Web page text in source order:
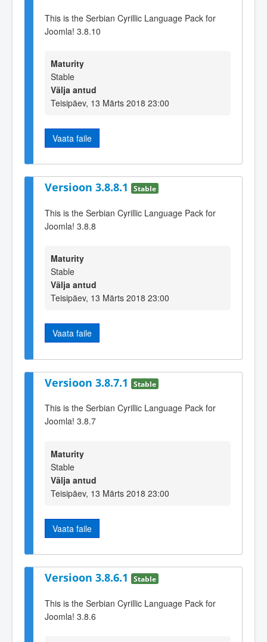
This is the Serbian Cyrillic Language Pack for
Joomla! 3.8.10
Maturity
Stable
Välja antud
Teisipäev, 13 Märts 2018 23:00
Vaata faile
Versioon 3.8.8.1 Stable
This is the Serbian Cyrillic Language Pack for
Joomla! 3.8.8
Maturity
Stable
Välja antud
Teisipäev, 13 Märts 2018 23:00
Vaata faile
Versioon 3.8.7.1 Stable
This is the Serbian Cyrillic Language Pack for
Joomla! 3.8.7
Maturity
Stable
Välja antud
Teisipäev, 13 Märts 2018 23:00
Vaata faile
Versioon 3.8.6.1 Stable
This is the Serbian Cyrillic Language Pack for
Joomla! 3.8.6